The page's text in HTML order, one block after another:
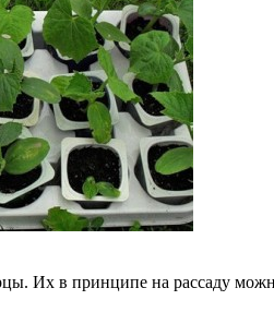
Их в принципе на рассаду